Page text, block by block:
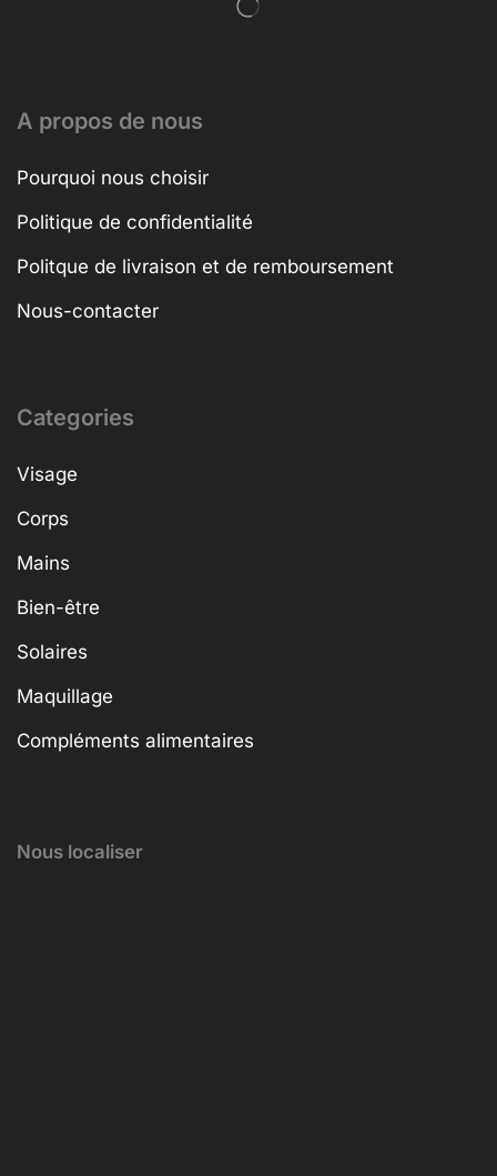
A propos de nous
Pourquoi nous choisir
Politique de confidentialité
Politque de livraison et de remboursement
Nous-contacter
Categories
Visage
Corps
Mains
Bien-être
Solaires
Maquillage
Compléments alimentaires
Nous localiser